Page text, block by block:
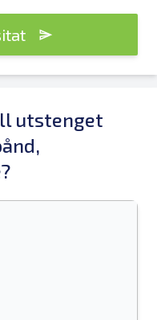
utstenget